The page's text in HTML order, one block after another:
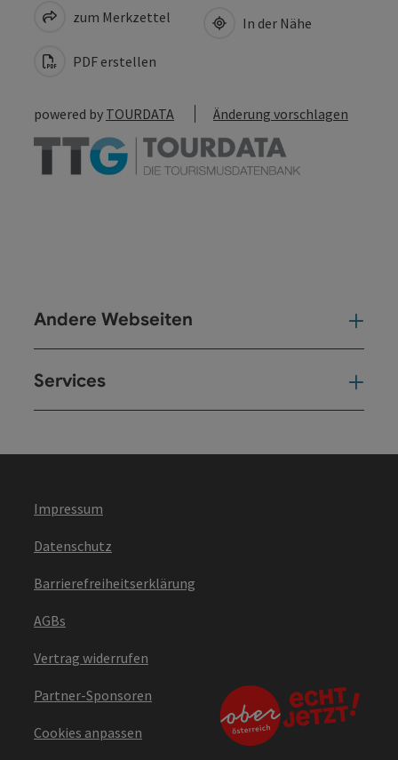
zum Merkzettel
PDF erstellen
In der Nähe
powered by TOURDATA Änderung vorschlagen
Andere Webseiten
Services
Impressum
Datenschutz
Barrierefreiheitserklärung
AGBs
Vertrag widerrufen
Partner-Sponsoren
Cookies anpassen